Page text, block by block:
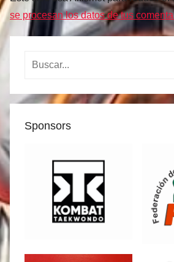
se procesan los datos de tus
Buscar:
Sponsors